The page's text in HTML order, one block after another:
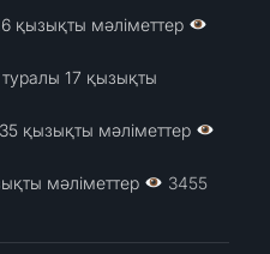
қызықты мәліметтер
17 қызықты
қызықты мәліметтер
мәліметтер
3455